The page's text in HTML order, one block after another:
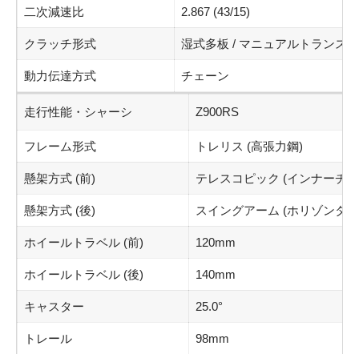
二次減速比 2.867 (43/15)
クラッチ形式 湿式多板 / マニュアルトランス
動力伝達方式 チェーン
走行性能・シャーシ Z900RS
フレーム形式 トレリス (高張力鋼)
懸架方式 (前) テレスコピック (インナーチ
懸架方式 (後) スイングアーム (ホリゾンタ
ホイールトラベル (前) 120mm
ホイールトラベル (後) 140mm
キャスター 25.0°
トレール 98mm